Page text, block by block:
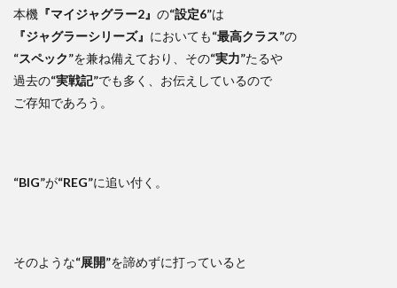
本機 『マイジャグラー2』 の“設定6”は
『ジャグラーシリーズ』 においても“最高クラス”の
“スペック”を兼ね備えており、その“実力”たるや
過去の“実戦記”でも多く、お伝えしているので
ご存知であろう。
“BIG”が“REG”に追い付く。
そのような“展開”を諦めずに打っていると